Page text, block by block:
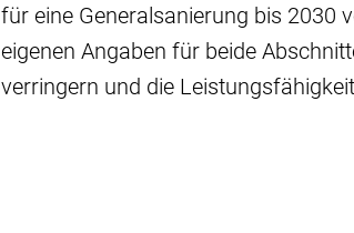
für eine Generalsanierung bis 2030
eigenen Angaben für beide
verringern und die